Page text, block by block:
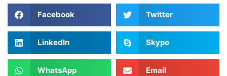
Facebook Twitter
LinkedIn Skype
WhatsApp Email